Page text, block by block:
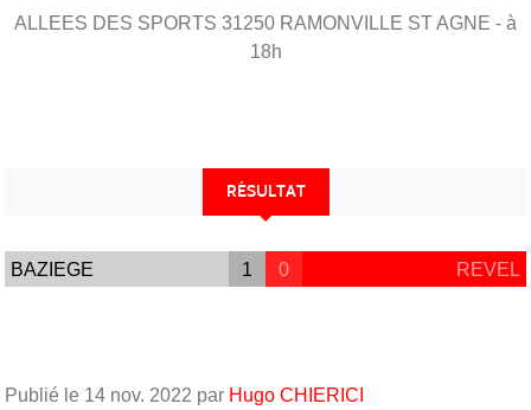
ALLEES DES SPORTS 31250 RAMONVILLE ST AGNE - à
18h
RÉSULTAT
BAZIEGE 1 0 REVEL
Publié le 14 nov. 2022 par Hugo CHIERICI